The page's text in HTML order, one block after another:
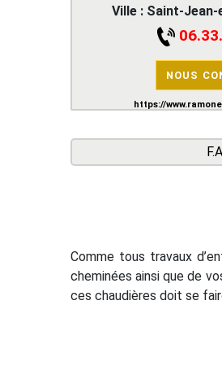
Ville : Saint-Jean-
NOUS
https://
Comme tous travaux
cheminées ainsi que de
ces chaudières doit se